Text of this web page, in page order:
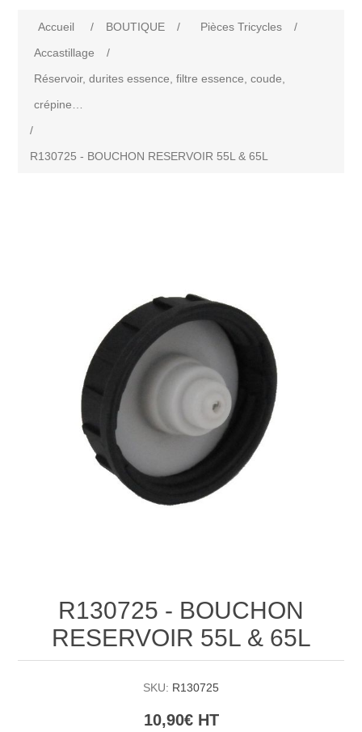
Accueil / BOUTIQUE / Pièces Tricycles
/
Accastillage
/
Réservoir, durites essence, filtre essence, coude,
crépine…
/
R130725 - BOUCHON RESERVOIR 55L & 65L
R130725 - BOUCHON
RESERVOIR 55L & 65L
SKU: R130725
10,90€ HT